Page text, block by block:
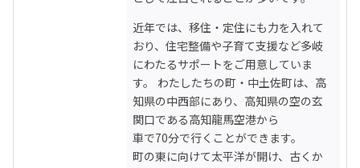
近年では、移住・定住にも力を入れて
おり、住宅整備や子育て支援など多岐
にわたるサポートをご用意していま
す。 わたしたちの町・中土佐町は、高
知県の中西部にあり、高知県の空の玄
関口である高知龍馬空港から
車で70分で行くことができます。
町の東に向けて太平洋が開け、古くか